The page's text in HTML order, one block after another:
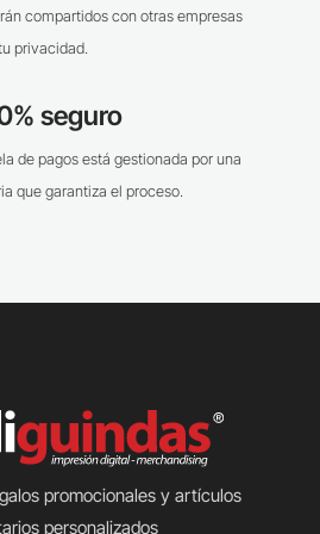
compartidos con otras empresas
privacidad.
seguro
de pagos está gestionada por una
que garantiza el proceso.
promocionales y artículos
personalizados